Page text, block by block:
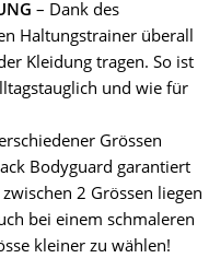
– Dank des
Haltungstrainer überall
Kleidung tragen. So ist
und wie für
Grössen
Bodyguard garantiert
2 Grössen liegen
bei einem schmaleren
kleiner zu wählen!